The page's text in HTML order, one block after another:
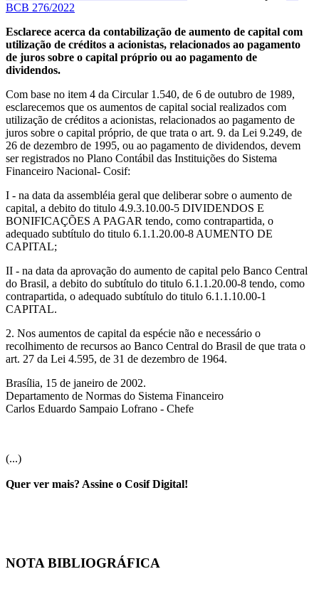
BCB 276/2022
Esclarece acerca da contabilização de aumento de capital com
utilização de créditos a acionistas, relacionados ao pagamento
de juros sobre o capital próprio ou ao pagamento de
dividendos.
Com base no item 4 da Circular 1.540, de 6 de outubro de 1989,
esclarecemos que os aumentos de capital social realizados com
utilização de créditos a acionistas, relacionados ao pagamento de
juros sobre o capital próprio, de que trata o art. 9. da Lei 9.249, de
26 de dezembro de 1995, ou ao pagamento de dividendos, devem
ser registrados no Plano Contábil das Instituições do Sistema
Financeiro Nacional- Cosif:
I - na data da assembléia geral que deliberar sobre o aumento de
capital, a debito do titulo 4.9.3.10.00-5 DIVIDENDOS E
BONIFICAÇÕES A PAGAR tendo, como contrapartida, o
adequado subtítulo do titulo 6.1.1.20.00-8 AUMENTO DE
CAPITAL;
II - na data da aprovação do aumento de capital pelo Banco Central
do Brasil, a debito do subtítulo do titulo 6.1.1.20.00-8 tendo, como
contrapartida, o adequado subtítulo do titulo 6.1.1.10.00-1
CAPITAL.
2. Nos aumentos de capital da espécie não e necessário o
recolhimento de recursos ao Banco Central do Brasil de que trata o
art. 27 da Lei 4.595, de 31 de dezembro de 1964.
Brasília, 15 de janeiro de 2002.
Departamento de Normas do Sistema Financeiro
Carlos Eduardo Sampaio Lofrano - Chefe
(...)
Quer ver mais? Assine o Cosif Digital!
NOTA BIBLIOGRÁFICA